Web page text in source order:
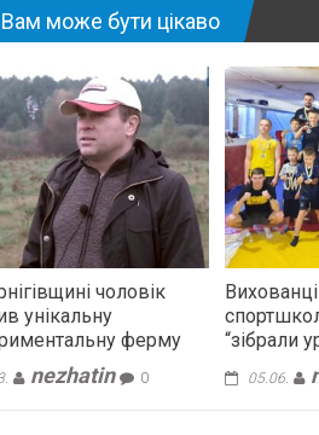
Вам може бути цікаво
чоловік
унікальну
ферму
nezhatin 0
“зібрали
05.06.